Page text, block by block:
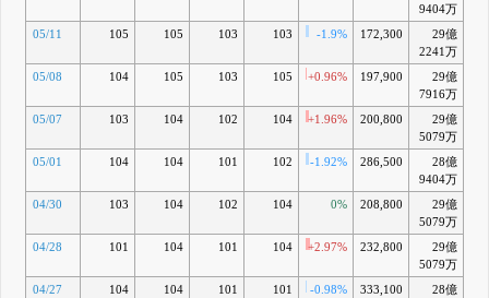
9404万
05/11 105 105 103 103 -1.9% 172,300
29億
2241万
05/08 104 105 103 105 +0.96% 197,900
29億
7916万
05/07
103 104 102 104 +1.96% 200,800
29億
5079万
05/01 104 104 101 102 -1.92% 286,500
28億
9404万
04/30 103 104 102 104 0% 208,800
29億
5079万
04/28 101 104 101 104 +2.97% 232,800
29億
5079万
04/27 104 104 101 101 -0.98% 333,100
28億